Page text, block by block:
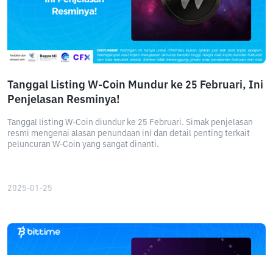
Tanggal Listing W-Coin Mundur ke 25 Februari, Ini
Penjelasan Resminya!
Tanggal listing W-Coin diundur ke 25 Februari. Simak penjelasan
resmi mengenai alasan penundaan ini dan detail penting terkait
peluncuran W-Coin yang sangat dinanti.
2025-01-25